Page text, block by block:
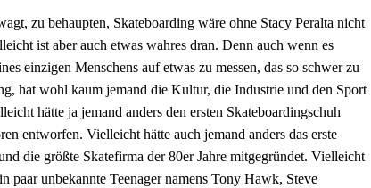
zu behaupten, Skateboarding wäre ohne Stacy Peralta nicht
ist aber auch etwas wahres dran. Denn auch wenn es
einzigen Menschens auf etwas zu messen, das so schwer zu
hat wohl kaum jemand die Kultur, die Industrie und den Sport
hätte ja jemand anders den ersten Skateboardingschuh
entworfen. Vielleicht hätte auch jemand anders das erste
die größte Skatefirma der 80er Jahre mitgegründet. Vielleicht
paar unbekannte Teenager namens Tony Hawk, Steve